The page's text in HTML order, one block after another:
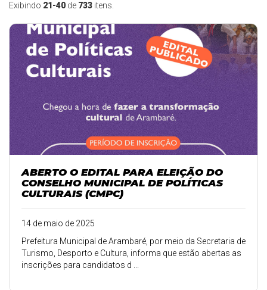
Exibindo 21-40 de 733 itens.
ABERTO O EDITAL PARA ELEIÇÃO DO
CONSELHO MUNICIPAL DE POLÍTICAS
CULTURAIS (CMPC)
14 de maio de 2025
Prefeitura Municipal de Arambaré, por meio da Secretaria de
Turismo, Desporto e Cultura, informa que estão abertas as
inscrições para candidatos d ...